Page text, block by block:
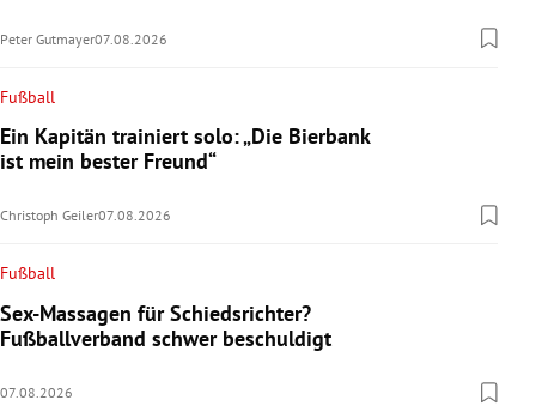
Peter Gutmayer07.08.2026
Fußball
Ein Kapitän trainiert solo: „Die Bierbank
ist mein bester Freund“
Christoph Geiler07.08.2026
Fußball
Sex-Massagen für Schiedsrichter?
Fußballverband schwer beschuldigt
07.08.2026